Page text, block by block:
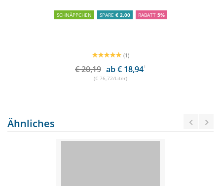
SCHNÄPPCHEN SPARE € 2,00 RABATT 5%
(1)
€ 20,19 ab € 18,941
(€ 76,72/Liter)
Ähnliches